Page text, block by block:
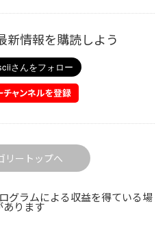
新情報を購読しよう
リートップへ
グラムによる収益を得ている場
あります